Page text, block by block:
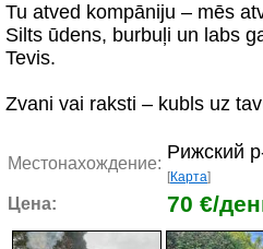
Tu atved kompāniju – mēs
Silts ūdens, burbuļi un labs
Tevis.
Zvani vai raksti – kubls uz
Местонахождение:
Рижский
[Карта]
Цена: 70 €/